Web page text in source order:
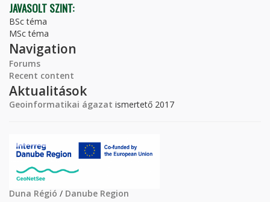
JAVASOLT SZINT:
BSc téma
MSc téma
Navigation
Forums
Recent content
Aktualitások
Geoinformatikai ágazat ismertető 2017
Duna Régió / Danube Region